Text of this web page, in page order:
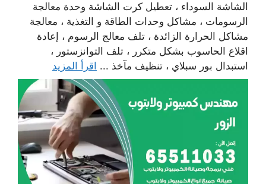
الشاشة السوداء ، تعطيل كرت الشاشة وحدة معالجة
الرسومات ، مشاكل وحدات الطاقة و التغذية ، معالجة
مشاكل الحرارة الزائدة ، تلف معالج الرسوم ، إعادة
اقلاع الحاسوب بشكل متكرر ، تلف التوانزستور ،
استبدال بور سبلاي ، تنظيف مآخذ ... اقرأ المزيد